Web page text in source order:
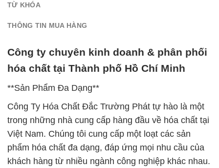
TỪ KHÓA
THÔNG TIN MUA HÀNG
Công ty chuyên kinh doanh & phân phối
hóa chất tại Thành phố Hồ Chí Minh
**Sản Phẩm Đa Dạng**
Công Ty Hóa Chất Đắc Trường Phát tự hào là một
trong những nhà cung cấp hàng đầu về hóa chất tại
Việt Nam. Chúng tôi cung cấp một loạt các sản
phẩm hóa chất đa dạng, đáp ứng mọi nhu cầu của
khách hàng từ nhiều ngành công nghiệp khác nhau.